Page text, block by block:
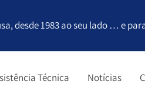
desde 1983 ao seu lado … e
Técnica Notícias